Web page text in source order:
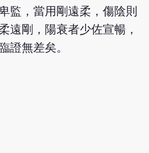
監，當用剛遠柔，傷陰則
遠剛，陽衰者少佐宣暢，
證無差矣。